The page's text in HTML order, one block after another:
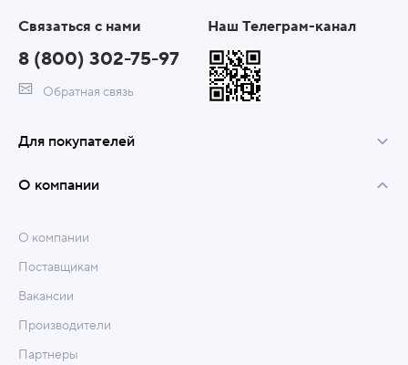
Связаться с нами
8 (800) 302-75-97
Обратная связь
Наш Телеграм-канал
Для покупателей
О компании
О компании
Поставщикам
Вакансии
Производители
Партнеры